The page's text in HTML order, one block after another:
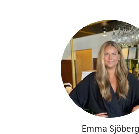
Emma Sjöberg